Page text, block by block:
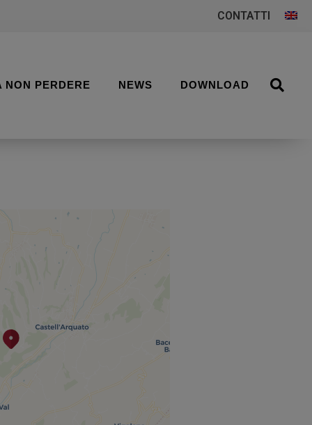
CONTATTI
NON PERDERE NEWS DOWNLOAD